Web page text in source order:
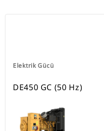
Elektrik Gücü
DE450 GC (50 Hz)